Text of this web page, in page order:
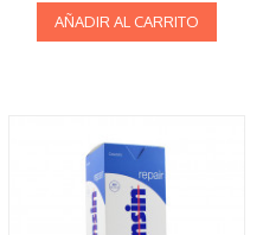
AÑADIR AL CARRITO